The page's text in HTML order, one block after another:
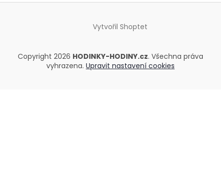
Vytvořil Shoptet
Copyright 2026 HODINKY-HODINY.cz. Všechna práva
vyhrazena. Upravit nastavení cookies